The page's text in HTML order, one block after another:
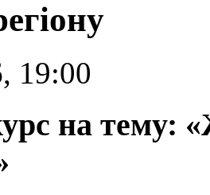
19:00
на тему: